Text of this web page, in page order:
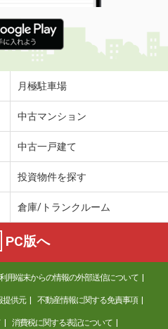
万円
柏市十余二
目
万円
目
万円
千葉市中央区葛城１丁目
ルーム
目
月極駐車場
中古マンション
中古一戸建て
投資物件を探す
倉庫/トランクルーム
PC版へ
用端末からの情報の外部送信について
提供元 不動産情報に関する免責事項
消費税に関する表記について